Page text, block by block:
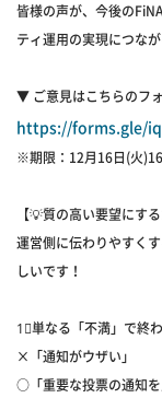
皆様の声が、今後の
ティ運用の実現につな
▼ ご意見はこちらのフ
https://forms.gle/
※期限：12月16日(火
【💡質の高い要望にす
運営側に伝わりやすく
しいです！
1⃣単なる「不満」で終
×「通知がウザい」
○「重要な投票の通知